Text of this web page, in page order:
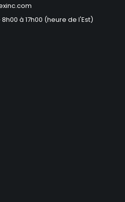
à 17h00 (heure de l'Est)